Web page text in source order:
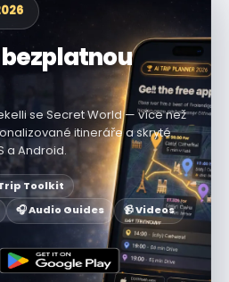
se Secret World — více než
itineráře a skryté
a Android.
Toolkit
🎧 Audio Guides 📹 Videos